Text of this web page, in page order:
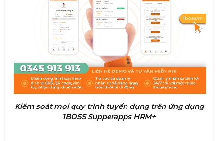
Kiểm soát mọi quy trình tuyển dụng trên ứng dụng
1BOSS Supperapps HRM+